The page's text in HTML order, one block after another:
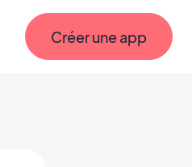
Créer une app